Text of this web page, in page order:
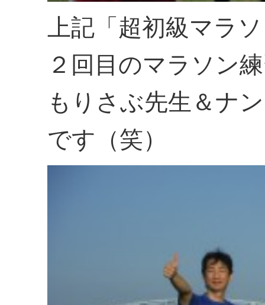
上記「超初級マラ
２回目のマラソン
もりさぶ先生＆ナ
です（笑）